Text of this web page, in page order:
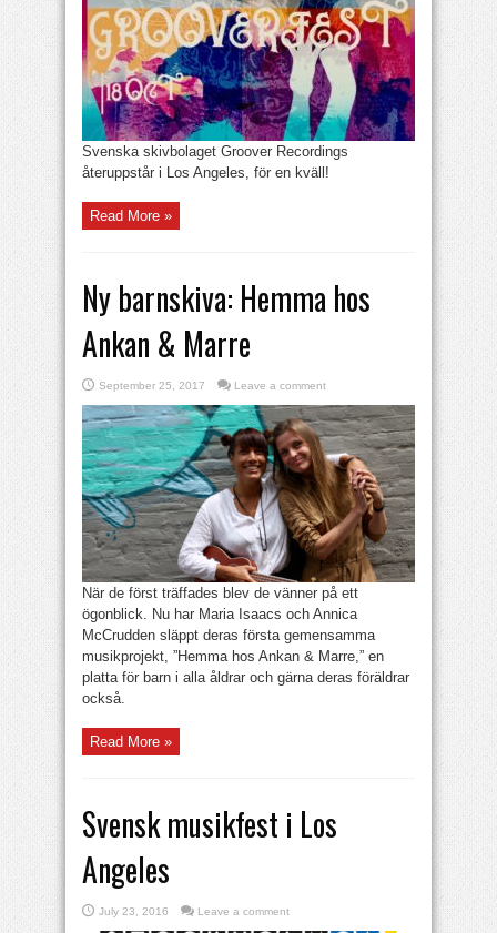
Svenska skivbolaget Groover Recordings
återuppstår i Los Angeles, för en kväll!
Read More »
Ny barnskiva: Hemma hos
Ankan & Marre
September 25, 2017 Leave a comment
När de först träffades blev de vänner på ett
ögonblick. Nu har Maria Isaacs och Annica
McCrudden släppt deras första gemensamma
musikprojekt, ”Hemma hos Ankan & Marre,” en
platta för barn i alla åldrar och gärna deras föräldrar
också.
Read More »
Svensk musikfest i Los
Angeles
July 23, 2016 Leave a comment